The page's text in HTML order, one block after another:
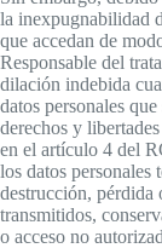
la inexpugnabilidad
que accedan de
Responsable del
dilación indebida
datos personales
derechos y
en el artículo 4 del
los datos personales
destrucción, pérdida
transmitidos,
o acceso no